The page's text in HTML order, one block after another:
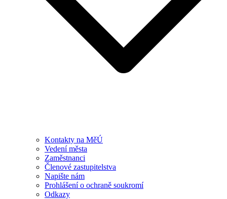
Kontakty na MěÚ
Vedení města
Zaměstnanci
Členové zastupitelstva
Napište nám
Prohlášení o ochraně soukromí
Odkazy